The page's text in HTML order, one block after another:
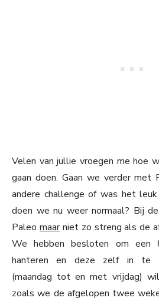
Velen van jullie vroegen me hoe
gaan doen. Gaan we verder met
andere challenge of was het
doen we nu weer normaal? Bij
Paleo maarniet zo streng als de
We hebben besloten om
hanteren en deze zelf in te
(maandag tot en met vrijdag)
zoals we de afgelopen twee